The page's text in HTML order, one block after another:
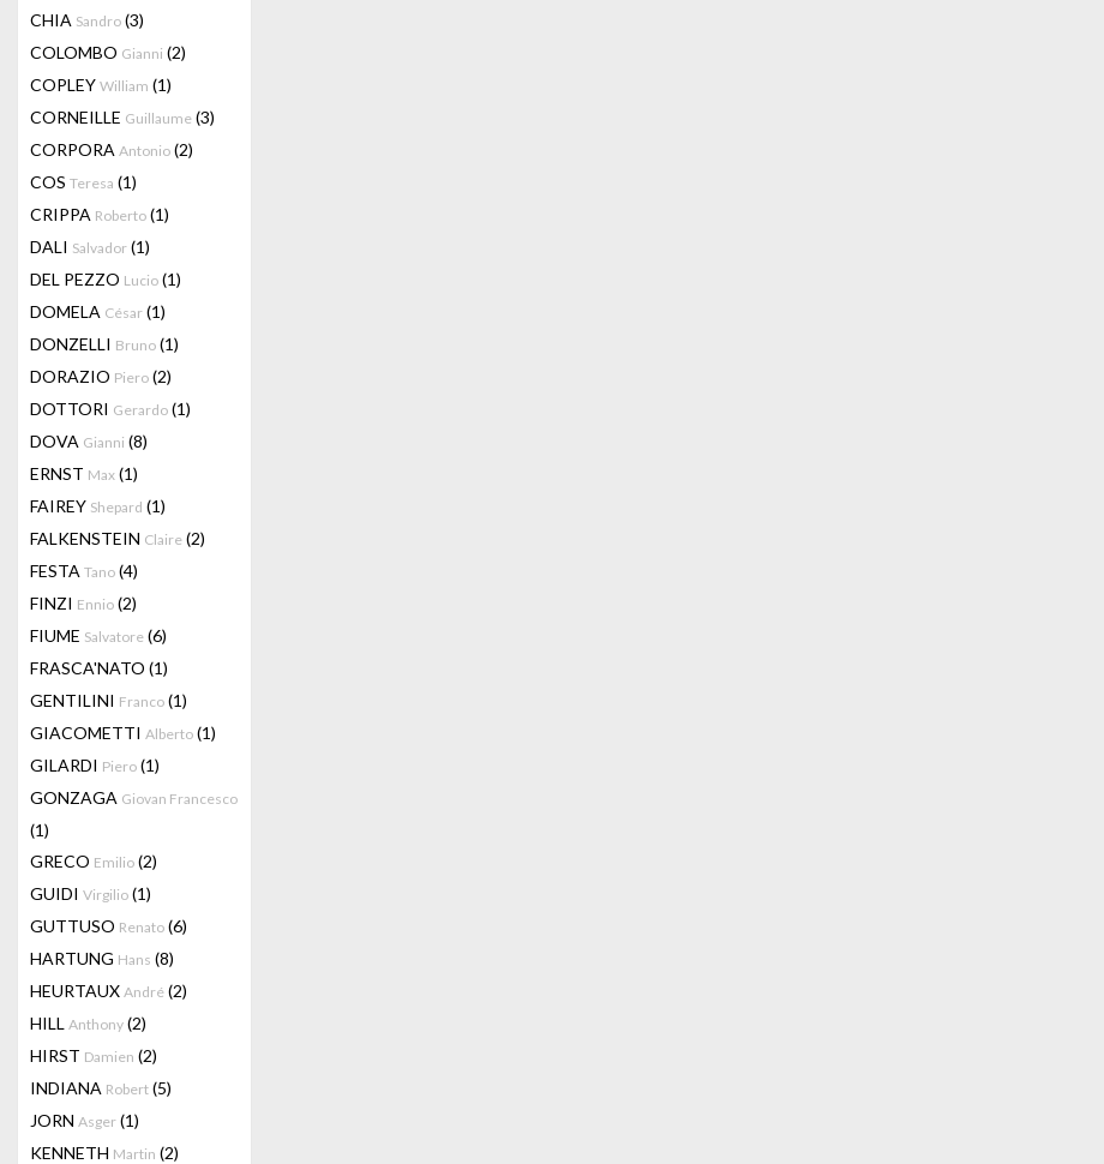
CHIA Sandro (3)
COLOMBO Gianni (2)
COPLEY William (1)
CORNEILLE Guillaume (3)
CORPORA Antonio (2)
COS Teresa (1)
CRIPPA Roberto (1)
DALI Salvador (1)
DEL PEZZO Lucio (1)
DOMELA César (1)
DONZELLI Bruno (1)
DORAZIO Piero (2)
DOTTORI Gerardo (1)
DOVA Gianni (8)
ERNST Max (1)
FAIREY Shepard (1)
FALKENSTEIN Claire (2)
FESTA Tano (4)
FINZI Ennio (2)
FIUME Salvatore (6)
FRASCA'NATO (1)
GENTILINI Franco (1)
GIACOMETTI Alberto (1)
GILARDI Piero (1)
GONZAGA Giovan Francesco
(1)
GRECO Emilio (2)
GUIDI Virgilio (1)
GUTTUSO Renato (6)
HARTUNG Hans (8)
HEURTAUX André (2)
HILL Anthony (2)
HIRST Damien (2)
INDIANA Robert (5)
JORN Asger (1)
KENNETH Martin (2)